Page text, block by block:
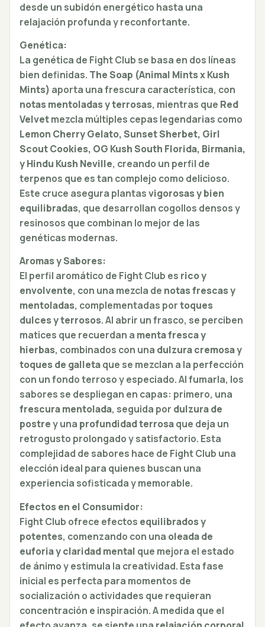
desde un subidón energético hasta una
relajación profunda y reconfortante.
Genética:
La genética de Fight Club se basa en dos líneas
bien definidas. The Soap (Animal Mints x Kush
Mints) aporta una frescura característica, con
notas mentoladas y terrosas, mientras que Red
Velvetmezcla múltiples cepas legendarias como
Lemon Cherry Gelato, Sunset Sherbet, Girl
Scout Cookies, OG Kush South Florida, Birmania,
y Hindu Kush Neville, creando un perfil de
terpenos que es tan complejo como delicioso.
Este cruce asegura plantasvigorosas y bien
equilibradas, que desarrollan cogollos densos y
resinosos que combinan lo mejor de las
genéticas modernas.
Aromas y Sabores:
El perfil aromático de Fight Club es rico y
envolvente, con una mezcla de notas frescas y
mentoladas, complementadas portoques
dulces y terrosos. Al abrir un frasco, se perciben
matices que recuerdan a menta fresca y
hierbas, combinados con una dulzura cremosa y
toques de galletaque se mezclan a la perfección
con un fondo terroso y especiado. Al fumarla, los
sabores se despliegan en capas: primero, una
frescura mentolada, seguida por dulzura de
postrey una profundidad terrosaque deja un
retrogusto prolongado y satisfactorio. Esta
complejidad de sabores hace de Fight Club una
elección ideal para quienes buscan una
experiencia sofisticada y memorable.
Efectos en el Consumidor:
Fight Club ofrece efectos equilibrados y
potentes, comenzando con una oleada de
euforia y claridad mental que mejora el estado
de ánimo y estimula la creatividad. Esta fase
inicial es perfecta para momentos de
socialización o actividades que requieran
concentración e inspiración. A medida que el